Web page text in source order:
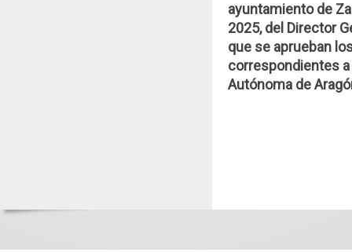
ayuntamiento de
2025, del Director
que se aprueban
correspondientes
Autónoma de